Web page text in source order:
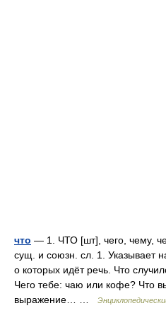
что — 1. ЧТО [шт], чего, чему,
сущ. и союзн. сл. 1. Указывает
о которых идёт речь. Что
Чего тебе: чаю или кофе? Что
выражение… …